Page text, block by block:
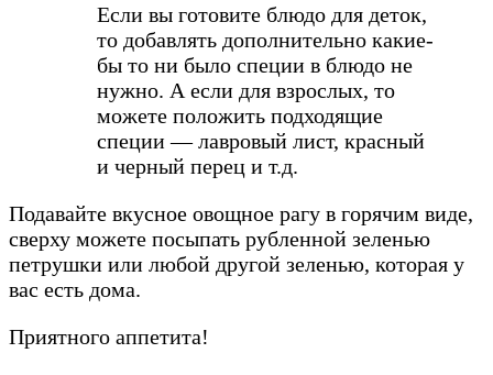
Если вы готовите блюдо для деток,
то добавлять дополнительно какие-
бы то ни было специи в блюдо не
нужно. А если для взрослых, то
можете положить подходящие
специи — лавровый лист, красный
и черный перец и т.д.
Подавайте вкусное овощное рагу в горячим виде,
сверху можете посыпать рубленной зеленью
петрушки или любой другой зеленью, которая у
вас есть дома.
Приятного аппетита!